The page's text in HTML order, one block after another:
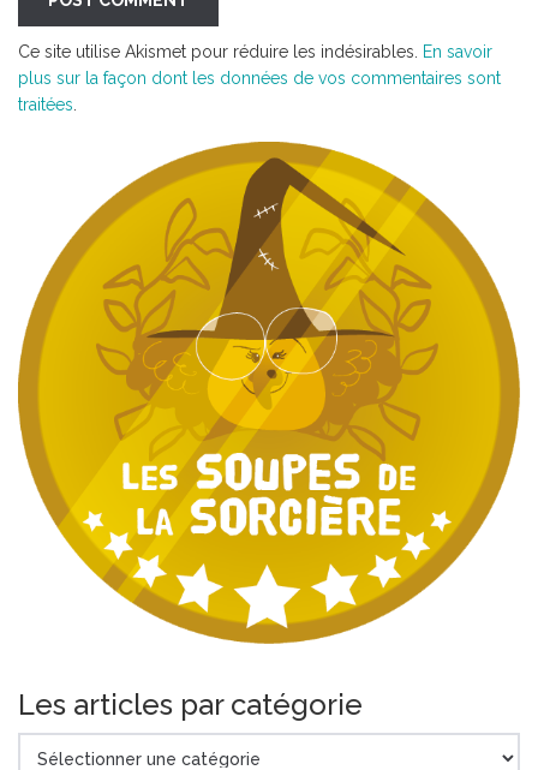
Ce site utilise Akismet pour réduire les indésirables.
En savoir
plus sur la façon dont les données de vos commentaires sont
traitées
Les articles par catégorie